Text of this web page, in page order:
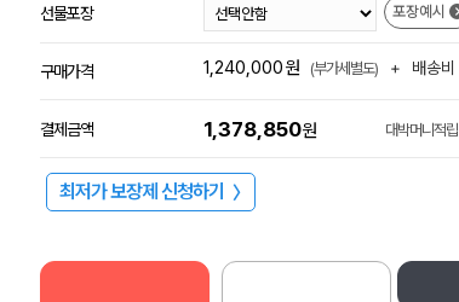
선물포장 포장예시
구매가격 1,240,000원 (부가세별도) + 배송비
결제금액 1,378,850원 대박머니적립
최저가 보장제 신청하기 〉